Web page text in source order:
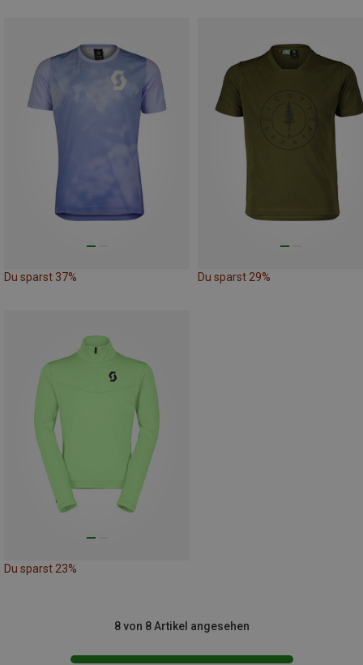
Du sparst 37% Du sparst 29%
Du sparst 23%
8 von 8 Artikel angesehen